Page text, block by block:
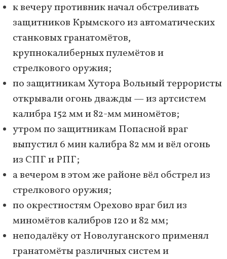
к вечеру противник начал обстреливать
защитников Крымского из автоматических
станковых гранатомётов,
крупнокалиберных пулемётов и
стрелкового оружия;
по защитникам Хутора Вольный террористы
открывали огонь дважды — из артсистем
калибра 152 мм и 82-мм миномётов;
утром по защитникам Попасной враг
выпустил 6 мин калибра 82 мм и вёл огонь
из СПГ и РПГ;
а вечером в этом же районе вёл обстрел из
стрелкового оружия;
по окрестностям Орехово враг бил из
миномётов калибров 120 и 82 мм;
неподалёку от Новолуганского применял
гранатомёты различных систем и